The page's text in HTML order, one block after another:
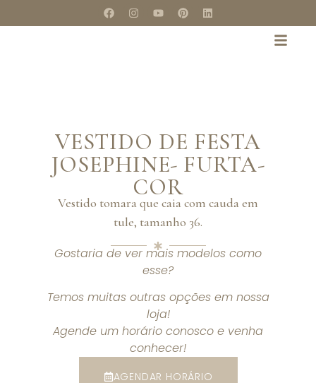
VESTIDO DE FESTA
JOSEPHINE- FURTA-
COR
Vestido tomara que caia com cauda em
tule, tamanho 36.
Gostaria de ver mais modelos como
esse?
Temos muitas outras opções em nossa
loja!
Agende um horário conosco e venha
conhecer!
AGENDAR HORÁRIO